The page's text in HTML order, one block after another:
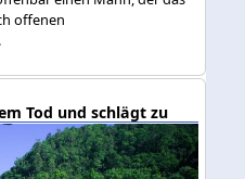
offenen
Tod und schlägt zu